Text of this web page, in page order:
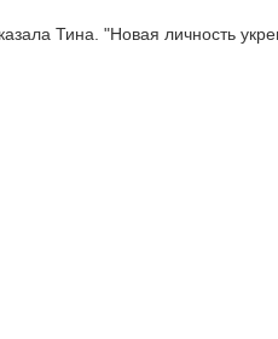
Тина. "Новая личность